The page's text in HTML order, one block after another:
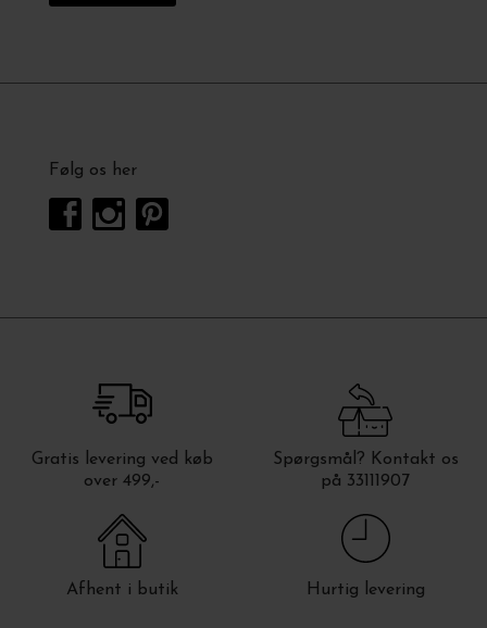
Følg os her
Gratis levering ved køb
over 499,-
Spørgsmål? Kontakt os
på 33111907
Afhent i butik Hurtig levering